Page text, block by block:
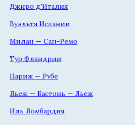
Джиро д'Италия
Вуэльта Испании
Милан — Сан-Ремо
Тур Фландрии
Париж — Рубе
Льеж — Бастонь — Льеж
Иль Ломбардия